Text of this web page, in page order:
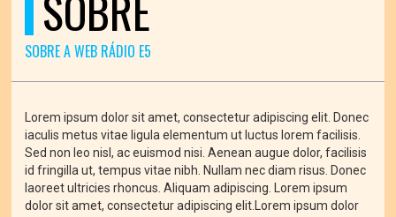
SOBRE A WEB RÁDIO E5
Lorem ipsum dolor sit amet, consectetur adipiscing elit. Donec
iaculis metus vitae ligula elementum ut luctus lorem facilisis.
Sed non leo nisl, ac euismod nisi. Aenean augue dolor, facilisis
id fringilla ut, tempus vitae nibh. Nullam nec diam risus. Donec
laoreet ultricies rhoncus. Aliquam adipiscing. Lorem ipsum
dolor sit amet, consectetur adipiscing elit.Lorem ipsum dolor